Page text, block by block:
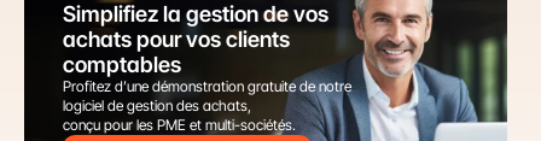
Simplifiez la gestion de vos
achats pour vos clients
comptables
Profitez d’une démonstration gratuite de notre
logiciel de gestion des achats,
conçu pour les PME et multi-sociétés.